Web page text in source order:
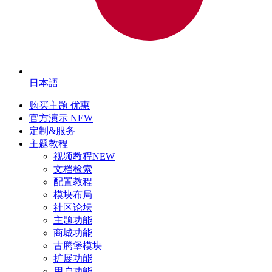
日本語
购买主题 优惠
官方演示 NEW
定制&服务
主题教程
视频教程NEW
文档检索
配置教程
模块布局
社区论坛
主题功能
商城功能
古腾堡模块
扩展功能